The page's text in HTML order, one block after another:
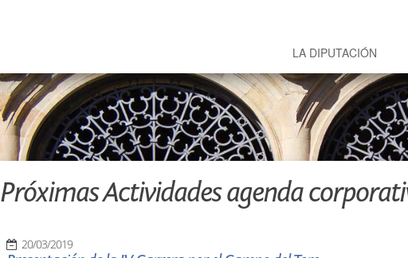
LA DIPUTACIÓN
Próximas Actividades agenda
20/03/2019